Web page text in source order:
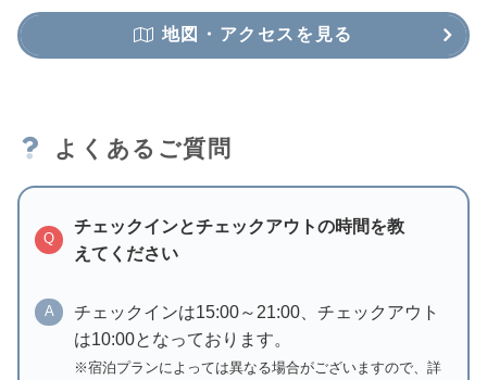
地図・アクセスを見る
よくあるご質問
Q
チェックインとチェックアウトの時間を教
えてください
A
チェックインは15:00～21:00、チェックアウト
は10:00となっております。
※宿泊プランによっては異なる場合がございますので、詳